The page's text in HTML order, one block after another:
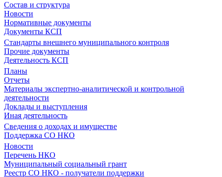
Состав и структура
Новости
Нормативные документы
Документы КСП
Стандарты внешнего муниципального контроля
Прочие документы
Деятельность КСП
Планы
Отчеты
Материалы экспертно-аналитической и контрольной
деятельности
Доклады и выступления
Иная деятельность
Сведения о доходах и имуществе
Поддержка СО НКО
Новости
Перечень НКО
Муниципальный социальный грант
Реестр СО НКО - получатели поддержки